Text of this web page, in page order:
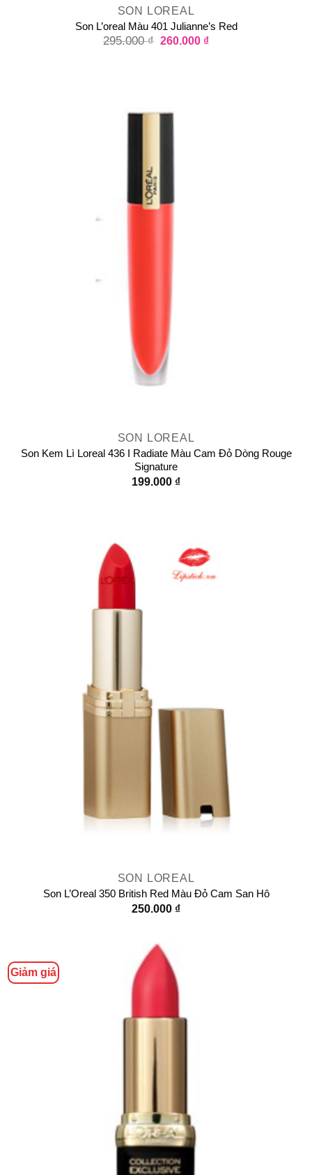
SON LOREAL
Son L’oreal Màu 401 Julianne’s Red
295.000₫ 260.000 ₫
SON LOREAL
Son Kem Lì Loreal 436 I Radiate Màu Cam Đỏ Dòng Rouge
Signature
199.000 ₫
SON LOREAL
Son L’Oreal 350 British Red Màu Đỏ Cam San Hô
250.000 ₫
Giảm giá